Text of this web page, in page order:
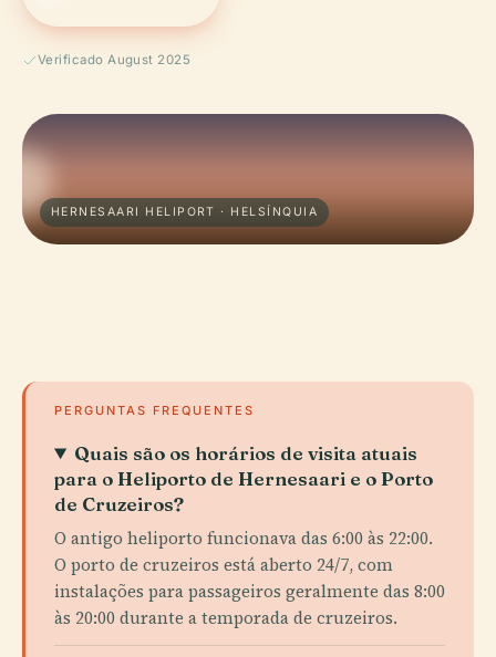
Verificado August 2025
HERNESAARI HELIPORT · HELSÍNQUIA
PERGUNTAS FREQUENTES
Quais são os horários de visita atuais
para o Heliporto de Hernesaari e o Porto
de Cruzeiros?
O antigo heliporto funcionava das 6:00 às 22:00.
O porto de cruzeiros está aberto 24/7, com
instalações para passageiros geralmente das 8:00
às 20:00 durante a temporada de cruzeiros.